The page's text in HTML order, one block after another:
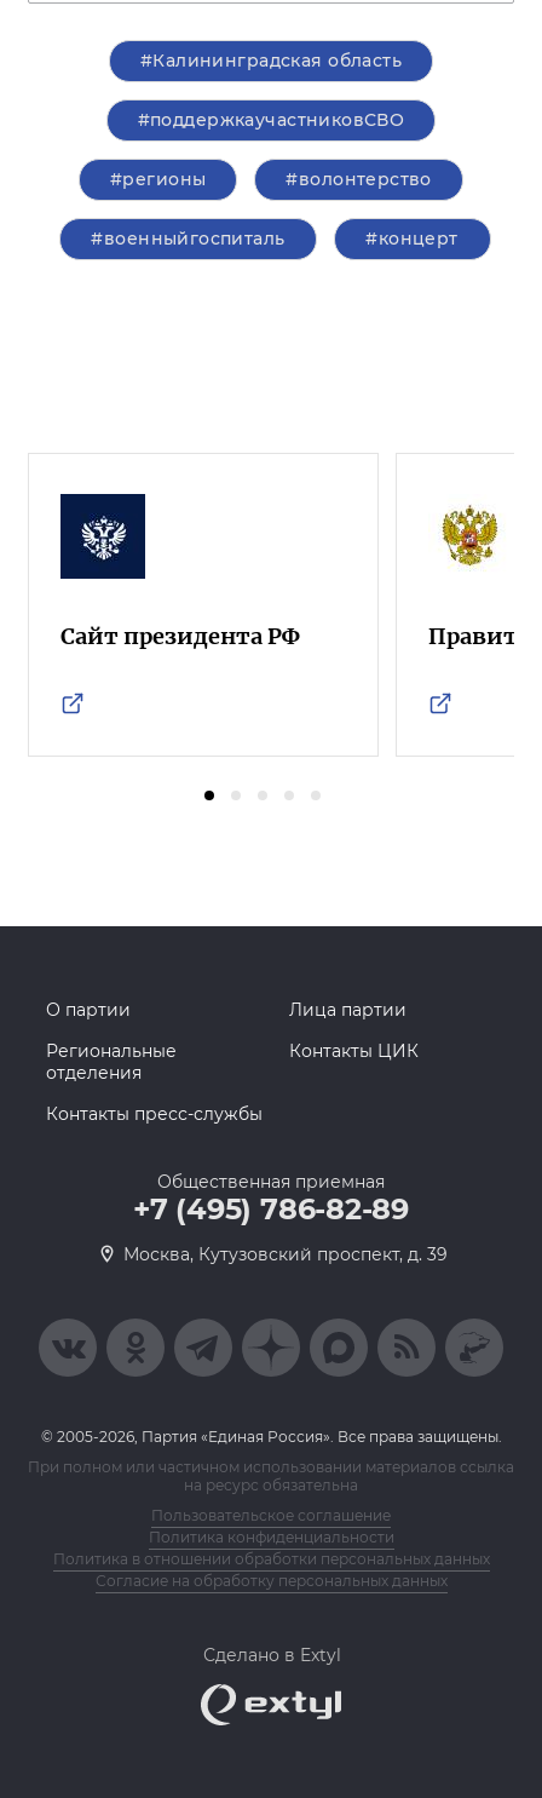
#Калининградская область
#поддержкаучастниковСВО
#регионы #волонтерство
#военныйгоспиталь #концерт
Сайт президента РФ
О партии
Лица партии
Региональные
отделения
Контакты ЦИК
Контакты пресс-службы
Общественная приемная
+7 (495) 786-82-89
Москва, Кутузовский проспект, д. 39
© 2005-2026, Партия «Единая Россия». Все права защищены.
При полном или частичном использовании материалов ссылка
на ресурс обязательна
Пользовательское соглашение
Политика конфиденциальности
Политика в отношении обработки персональных данных
Согласие на обработку персональных данных
Сделано в Extyl